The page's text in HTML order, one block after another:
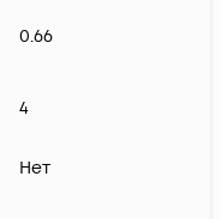
0.66
4
Нет